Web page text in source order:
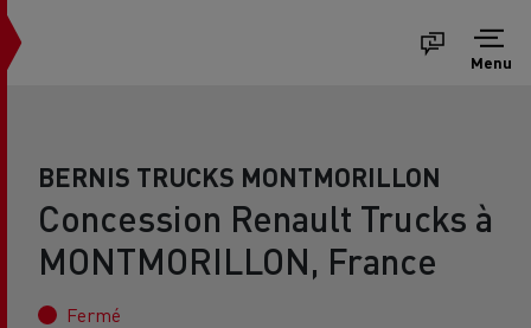
Menu
BERNIS TRUCKS MONTMORILLON
Concession Renault Trucks à
MONTMORILLON, France
Fermé